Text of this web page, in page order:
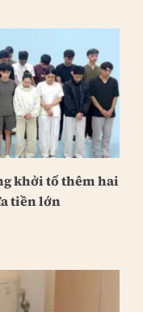
khởi tố thêm hai
tiền lớn